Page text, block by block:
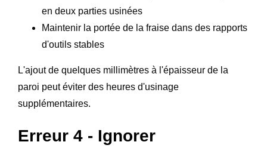
en deux parties usinées
Maintenir la portée de la fraise dans des rapports
d'outils stables
L'ajout de quelques millimètres à l'épaisseur de la
paroi peut éviter des heures d'usinage
supplémentaires.
Erreur 4 - Ignorer